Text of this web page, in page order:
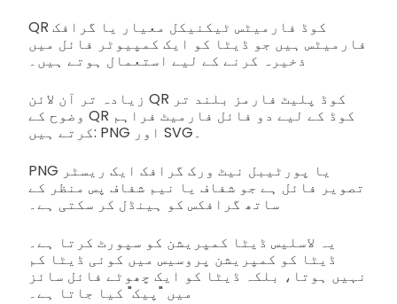
QR کوڈ فارمیٹس ٹیکنیکل معیار یا گرافک
فارمیٹس ہیں جو ڈیٹا کو ایک کمپیوٹر فائل میں
ذخیرہ کرنے کے لیے استعمال ہوتے ہیں۔
زیادہ تر آن لائن QR کوڈ پلیٹ فارمز بلند تر
وضوح کے QR کوڈ کے لیے دو فائل فارمیٹ فراہم
کرتے ہیں: PNG اور SVG۔
PNG یا پورٹیبل نیٹ ورک گرافک ایک ریسٹر
تصویر فائل ہے جو شفاف یا نیم شفاف پس منظر کے
ساتھ گرافکس کو ہینڈل کر سکتی ہے۔
یہ لاسلیس ڈیٹا کمپریشن کو سپورٹ کرتا ہے۔
ڈیٹا کو کمپریشن پروسیس میں کوئی ڈیٹا کم
نہیں ہوتا، بلکہ ڈیٹا کو ایک چھوٹے فائل سائز
میں "پیک" کیا جاتا ہے۔